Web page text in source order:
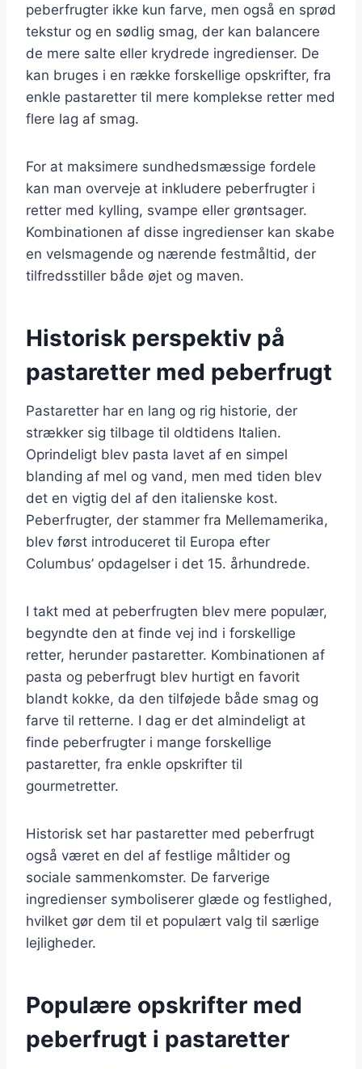
peberfrugter ikke kun farve, men også en sprød
tekstur og en sødlig smag, der kan balancere
de mere salte eller krydrede ingredienser. De
kan bruges i en række forskellige opskrifter, fra
enkle pastaretter til mere komplekse retter med
flere lag af smag.
For at maksimere sundhedsmæssige fordele
kan man overveje at inkludere peberfrugter i
retter med kylling, svampe eller grøntsager.
Kombinationen af disse ingredienser kan skabe
en velsmagende og nærende festmåltid, der
tilfredsstiller både øjet og maven.
Historisk perspektiv på
pastaretter med peberfrugt
Pastaretter har en lang og rig historie, der
strækker sig tilbage til oldtidens Italien.
Oprindeligt blev pasta lavet af en simpel
blanding af mel og vand, men med tiden blev
det en vigtig del af den italienske kost.
Peberfrugter, der stammer fra Mellemamerika,
blev først introduceret til Europa efter
Columbus’ opdagelser i det 15. århundrede.
I takt med at peberfrugten blev mere populær,
begyndte den at finde vej ind i forskellige
retter, herunder pastaretter. Kombinationen af
pasta og peberfrugt blev hurtigt en favorit
blandt kokke, da den tilføjede både smag og
farve til retterne. I dag er det almindeligt at
finde peberfrugter i mange forskellige
pastaretter, fra enkle opskrifter til
gourmetretter.
Historisk set har pastaretter med peberfrugt
også været en del af festlige måltider og
sociale sammenkomster. De farverige
ingredienser symboliserer glæde og festlighed,
hvilket gør dem til et populært valg til særlige
lejligheder.
Populære opskrifter med
peberfrugt i pastaretter